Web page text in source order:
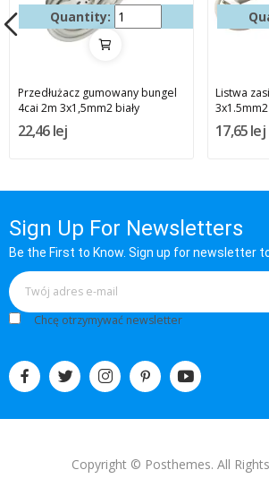
Quantity:
Przedłużacz gumowany bungel
4cai 2m 3x1,5mm2 biały
22,46 lej
Listwa
3x1.5mm2
17,65 lej
Sign Up For Newsletters
Be the First to Know. Sign up for newsletter
Chcę otrzymywać newsletter
Copyright © Posthemes. All